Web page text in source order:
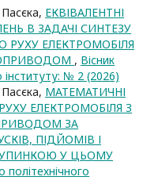
ЕКВІВАЛЕНТНІ
В ЗАДАЧІ СИНТЕЗУ
ЕЛЕКТРОМОБІЛЯ
, Вісник
інституту: № 2 (2026)
МАТЕМАТИЧНІ
ЕЛЕКТРОМОБІЛЯ З
ЗА
ПІДЙОМІВ І
У ЦЬОМУ
політехнічного